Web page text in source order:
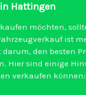
Hattingen
möchten,
ist
den besten
Hier sind einige
verkaufen können: